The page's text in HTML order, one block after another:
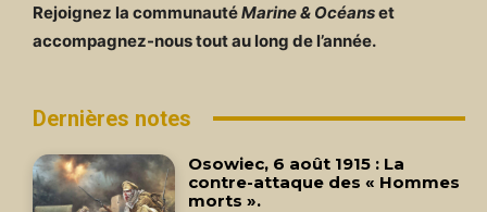
Rejoignez la communautéMarine & Océanset
accompagnez-nous tout au long de l’année.
Dernières notes
Osowiec, 6 août 1915 : La
contre-attaque des « Hommes
morts ».